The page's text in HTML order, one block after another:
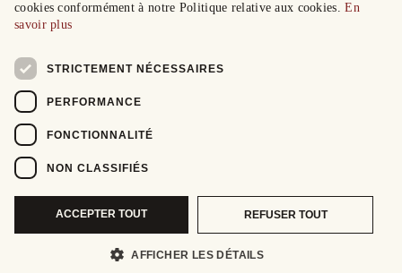
cookies conformément à notre Politique relative aux cookies.En
savoir plus
STRICTEMENT NÉCESSAIRES
PERFORMANCE
FONCTIONNALITÉ
NON CLASSIFIÉS
ACCEPTER TOUT REFUSER TOUT
AFFICHER LES DÉTAILS